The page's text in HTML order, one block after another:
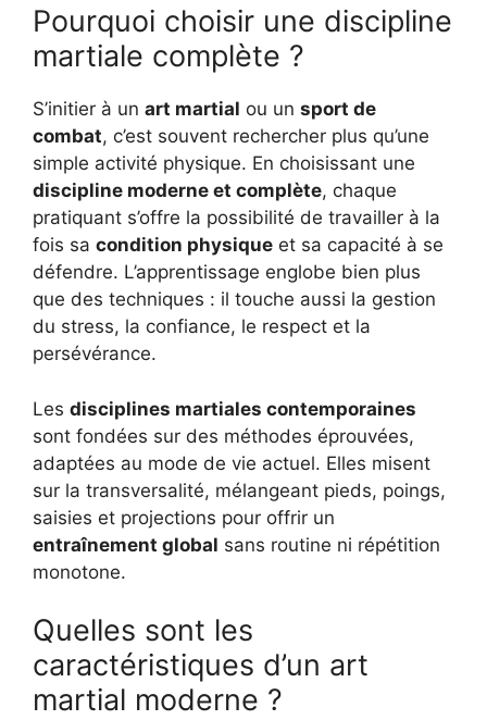
Pourquoi choisir une discipline
martiale complète ?
S’initier à un art martial ou un sport de
combat, c’est souvent rechercher plus qu’une
simple activité physique. En choisissant une
discipline moderne et complète, chaque
pratiquant s’offre la possibilité de travailler à la
fois sa condition physique et sa capacité à se
défendre. L’apprentissage englobe bien plus
que des techniques : il touche aussi la gestion
du stress, la confiance, le respect et la
persévérance.
Les disciplines martiales contemporaines
sont fondées sur des méthodes éprouvées,
adaptées au mode de vie actuel. Elles misent
sur la transversalité, mélangeant pieds, poings,
saisies et projections pour offrir un
entraînement global sans routine ni répétition
monotone.
Quelles sont les
caractéristiques d’un art
martial moderne ?